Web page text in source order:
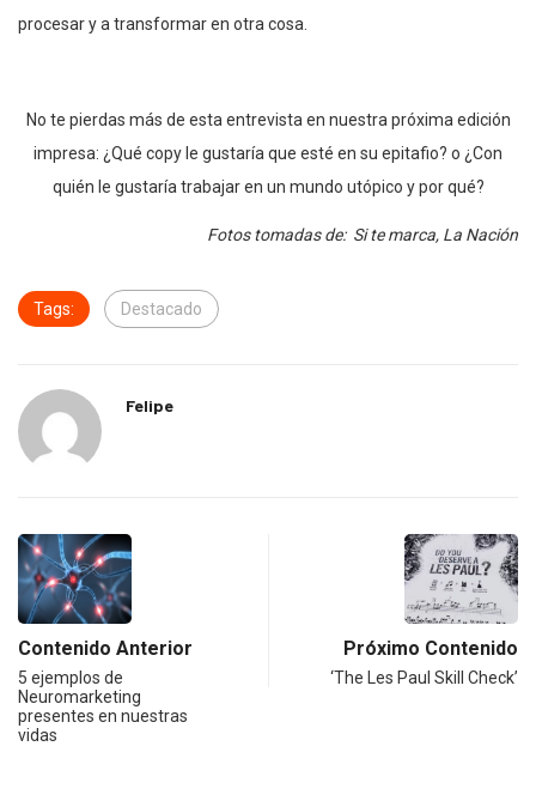
procesar y a transformar en otra cosa.
No te pierdas más de esta entrevista en nuestra próxima edición
impresa: ¿Qué copy le gustaría que esté en su epitafio? o ¿Con
quién le gustaría trabajar en un mundo utópico y por qué?
Fotos tomadas de: Si te marca, La Nación
Tags: Destacado
Felipe
Contenido Anterior
5 ejemplos de
Neuromarketing
presentes en nuestras
vidas
Próximo Contenido
‘The Les Paul Skill Check’